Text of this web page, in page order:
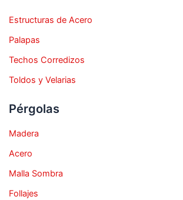
Estructuras de Acero
Palapas
Techos Corredizos
Toldos y Velarias
Pérgolas
Madera
Acero
Malla Sombra
Follajes